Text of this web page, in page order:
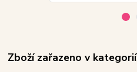
Zboží zařazeno v